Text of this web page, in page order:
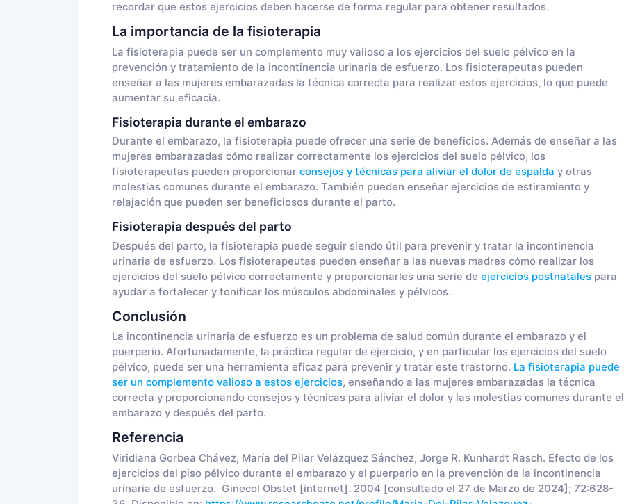
recordar que estos ejercicios deben hacerse de forma regular para obtener resultados.
La importancia de la fisioterapia
La fisioterapia puede ser un complemento muy valioso a los ejercicios del suelo pélvico en la
prevención y tratamiento de la incontinencia urinaria de esfuerzo. Los fisioterapeutas pueden
enseñar a las mujeres embarazadas la técnica correcta para realizar estos ejercicios, lo que puede
aumentar su eficacia.
Fisioterapia durante el embarazo
Durante el embarazo, la fisioterapia puede ofrecer una serie de beneficios. Además de enseñar a las
mujeres embarazadas cómo realizar correctamente los ejercicios del suelo pélvico, los
fisioterapeutas pueden proporcionar consejos y técnicas para aliviar el dolor de espalda y otras
molestias comunes durante el embarazo. También pueden enseñar ejercicios de estiramiento y
relajación que pueden ser beneficiosos durante el parto.
Fisioterapia después del parto
Después del parto, la fisioterapia puede seguir siendo útil para prevenir y tratar la incontinencia
urinaria de esfuerzo. Los fisioterapeutas pueden enseñar a las nuevas madres cómo realizar los
ejercicios del suelo pélvico correctamente y proporcionarles una serie de ejercicios postnatalespara
ayudar a fortalecer y tonificar los músculos abdominales y pélvicos.
Conclusión
La incontinencia urinaria de esfuerzo es un problema de salud común durante el embarazo y el
puerperio. Afortunadamente, la práctica regular de ejercicio, y en particular los ejercicios del suelo
pélvico, puede ser una herramienta eficaz para prevenir y tratar este trastorno. La fisioterapia puede
ser un complemento valioso a estos ejercicios, enseñando a las mujeres embarazadas la técnica
correcta y proporcionando consejos y técnicas para aliviar el dolor y las molestias comunes durante el
embarazo y después del parto.
Referencia
Viridiana Gorbea Chávez, María del Pilar Velázquez Sánchez, Jorge R. Kunhardt Rasch. Efecto de los
ejercicios del piso pélvico durante el embarazo y el puerperio en la prevención de la incontinencia
urinaria de esfuerzo. Ginecol Obstet [internet]. 2004 [consultado el 27 de Marzo de 2024]; 72:628-